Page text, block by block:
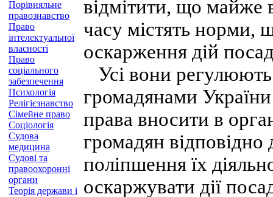
Порівняльне
правознавство
Право
інтелектуальної
власності
Право
соціального
забезпечення
Психологія
Релігієзнавство
Сімейне право
Соціологія
Судова
медицина
Судові та
правоохоронні
органи
Теорія держави і
відмітити, що майже
часу містять норми,
оскарження дій
Усі вони регулюють
громадянами
права вносити в
громадян відповідно
поліпшення їх
оскаржувати дії